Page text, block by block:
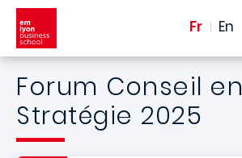
Aller au contenu principal
Fr En
Forum Conseil en
Stratégie 2025